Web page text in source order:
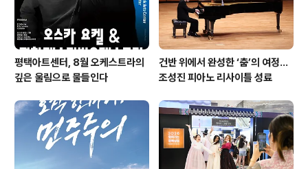
평택아트센터, 8월 오케스트라의
깊은 울림으로 물들인다
건반 위에서 완성한 ‘춤’의 여정…
조성진 피아노 리사이틀 성료